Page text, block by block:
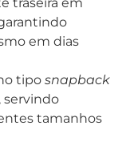
em dias
tipo snapback
servindo
tamanhos